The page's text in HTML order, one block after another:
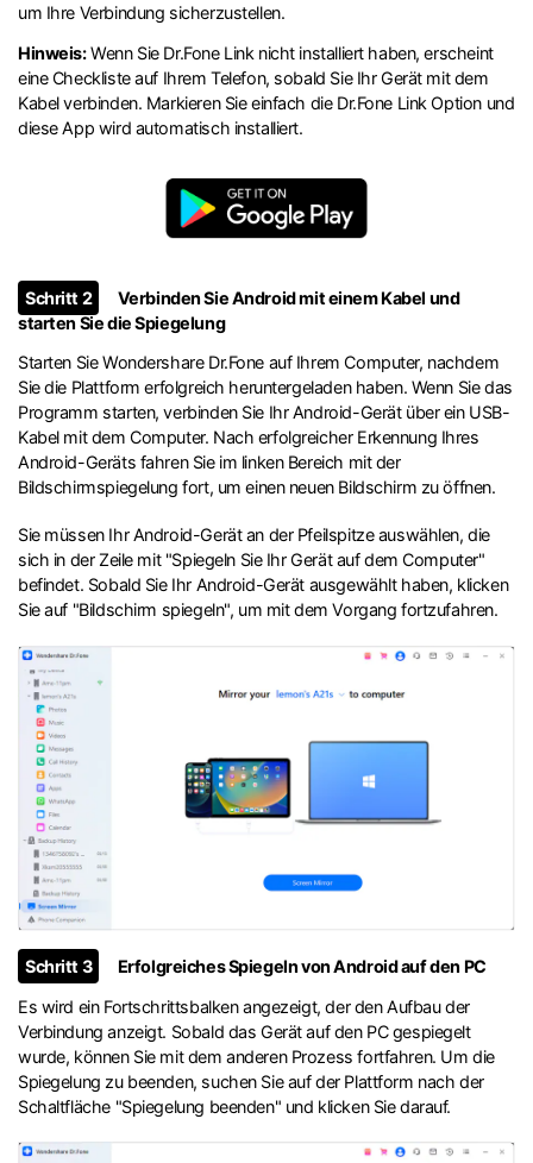
um Ihre Verbindung sicherzustellen.
Hinweis:Wenn Sie Dr.Fone Link nicht installiert haben, erscheint
eine Checkliste auf Ihrem Telefon, sobald Sie Ihr Gerät mit dem
Kabel verbinden. Markieren Sie einfach die Dr.Fone Link Option und
diese App wird automatisch installiert.
Schritt 2
Verbinden Sie Android mit einem Kabel und
starten Sie die Spiegelung
Starten Sie Wondershare Dr.Fone auf Ihrem Computer, nachdem
Sie die Plattform erfolgreich heruntergeladen haben. Wenn Sie das
Programm starten, verbinden Sie Ihr Android-Gerät über ein USB-
Kabel mit dem Computer. Nach erfolgreicher Erkennung Ihres
Android-Geräts fahren Sie im linken Bereich mit der
Bildschirmspiegelung fort, um einen neuen Bildschirm zu öffnen.
Sie müssen Ihr Android-Gerät an der Pfeilspitze auswählen, die
sich in der Zeile mit "Spiegeln Sie Ihr Gerät auf dem Computer"
befindet. Sobald Sie Ihr Android-Gerät ausgewählt haben, klicken
Sie auf "Bildschirm spiegeln", um mit dem Vorgang fortzufahren.
Schritt 3
Erfolgreiches Spiegeln von Android auf den PC
Es wird ein Fortschrittsbalken angezeigt, der den Aufbau der
Verbindung anzeigt. Sobald das Gerät auf den PC gespiegelt
wurde, können Sie mit dem anderen Prozess fortfahren. Um die
Spiegelung zu beenden, suchen Sie auf der Plattform nach der
Schaltfläche "Spiegelung beenden" und klicken Sie darauf.